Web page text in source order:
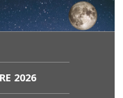
2026